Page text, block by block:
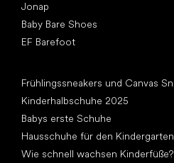
Jonap
Baby Bare Shoes
EF Barefoot
Frühlingssneakers und Canvas
Kinderhalbschuhe 2025
Babys erste Schuhe
Hausschuhe für den Kindergarten
Wie schnell wachsen Kinderfüße?